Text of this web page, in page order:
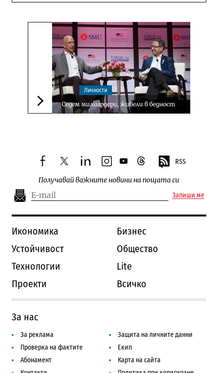
Следваща новина
Личности
Седем милиардери, живели в бедност
facebooktwitterlinkedininstagram
youtubethreads RSS
Получавай важните новини на пощата си
Запиши ме
Икономика
Бизнес
Устойчивост
Общество
Технологии
Lite
Проекти
Всичко
За нас
За реклама
Защита на личните данни
Проверка на фактите
Екип
Абонамент
Карта на сайта